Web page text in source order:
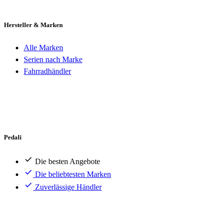
Hersteller & Marken
Alle Marken
Serien nach Marke
Fahrradhändler
Pedali
Die besten Angebote
Die beliebtesten Marken
Zuverlässige Händler